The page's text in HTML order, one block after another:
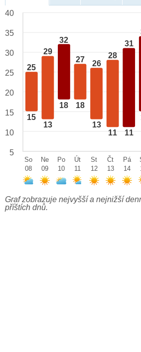
25
15
29
13
32
18
27
18
26
13
28
11
31
11
40
35
30
25
20
15
10
5
So
08
Ne
09
Po
10
Út
11
St
12
Čt
13
Pá
14
Graf zobrazuje nejvyšší a nejnižší
příštích dnů.